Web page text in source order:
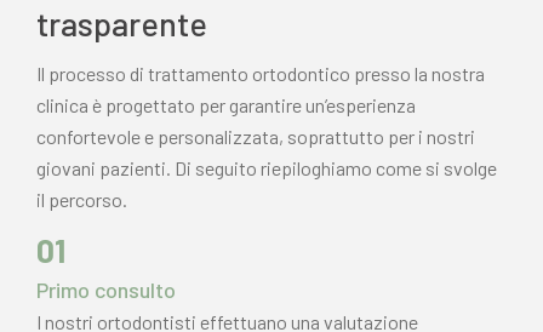
trasparente
Il processo di trattamento ortodontico presso la nostra
clinica è progettato per garantire un’esperienza
confortevole e personalizzata, soprattutto per i nostri
giovani pazienti. Di seguito riepiloghiamo come si svolge
il percorso.
01
Primo consulto
I nostri ortodontisti effettuano una valutazione